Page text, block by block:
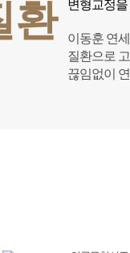
환
변형교정
이동훈 연
질환으로
끊임없이